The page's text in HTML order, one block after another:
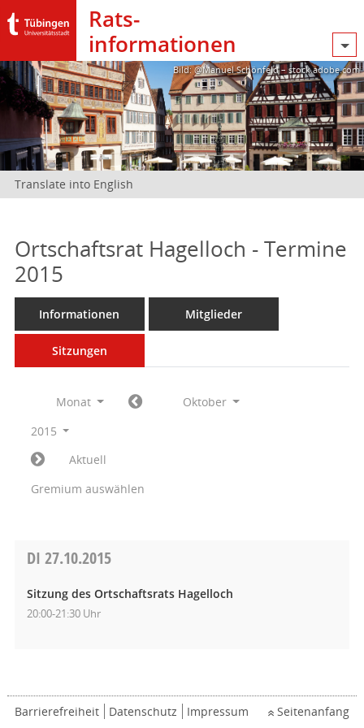
Rats­
informationen
Bild: @Manuel Schönfeld – stock.adobe.com
Translate into English
Ortschaftsrat Hagelloch - Termine
2015
Informationen Mitglieder
Sitzungen
Monat
Oktober
2015
Aktuell
Gremium auswählen
DI 27.10.2015
Sitzung des Ortschaftsrats Hagelloch
20:00-21:30 Uhr
Barrierefreiheit Datenschutz Impressum Seitenanfang